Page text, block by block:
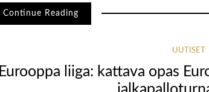
Continue Reading
UUTISET
Eurooppa liiga: kattava opas